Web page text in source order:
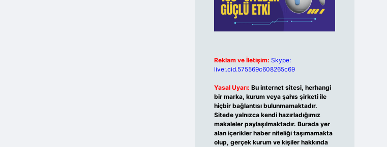
Reklam ve İletişim: Skype:
live:.cid.575569c608265c69
Yasal Uyarı: Bu internet sitesi, herhangi
bir marka, kurum veya şahıs şirketi ile
hiçbir bağlantısı bulunmamaktadır.
Sitede yalnızca kendi hazırladığımız
makaleler paylaşılmaktadır. Burada yer
alan içerikler haber niteliği taşımamakta
olup, gerçek kurum ve kişiler hakkında